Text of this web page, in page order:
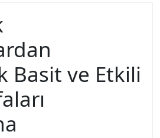
Basit ve Etkili